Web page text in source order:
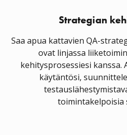
Strategian
Saa apua kattavien QA-
ovat linjassa
kehitysprosessiesi kanssa.
käytäntösi,
toimintakelpoisia